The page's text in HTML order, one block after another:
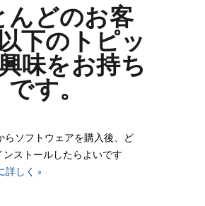
んどのお客
下のトピッ
味をお持ち
です。
らソフトウェアを購入後、ど
ンストールしたらよいです
詳しく »